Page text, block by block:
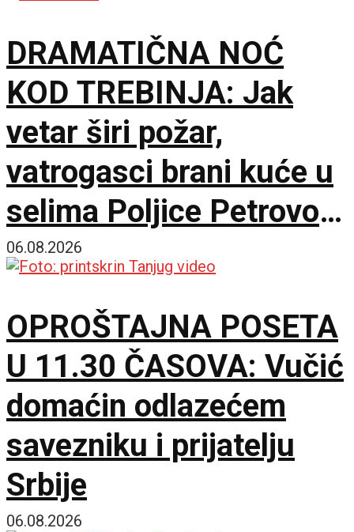
DRAMATIČNA NOĆ
KOD TREBINJA: Jak
vetar širi požar,
vatrogasci brani kuće u
selima Poljice Petrovo i
Marići
06.08.2026
OPROŠTAJNA POSETA
U 11.30 ČASOVA: Vučić
domaćin odlazećem
savezniku i prijatelju
Srbije
06.08.2026